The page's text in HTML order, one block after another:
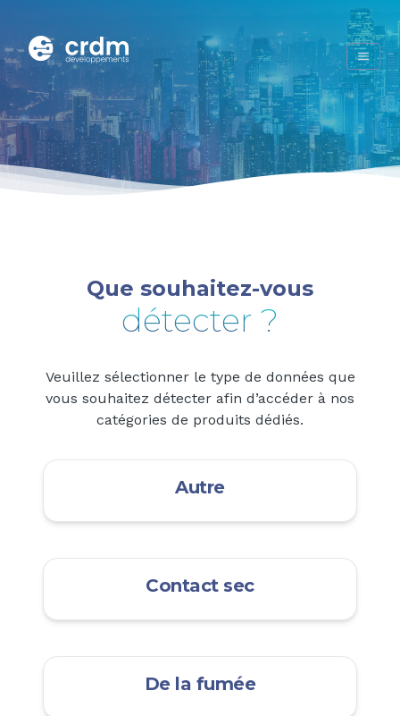
Que souhaitez-vous
détecter ?
Veuillez sélectionner le type de données que
vous souhaitez détecter afin d’accéder à nos
catégories de produits dédiés.
Autre
Contact sec
De la fumée